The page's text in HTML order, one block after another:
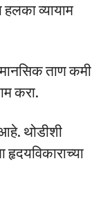
व्यायाम
ताण कमी
करा.
थोडीशी